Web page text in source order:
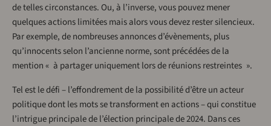
de telles circonstances. Ou, à l’inverse, vous pouvez mener
quelques actions limitées mais alors vous devez rester silencieux.
Par exemple, de nombreuses annonces d’évènements, plus
qu’innocents selon l’ancienne norme, sont précédées de la
mention « à partager uniquement lors de réunions restreintes ».
Tel est le défi – l’effondrement de la possibilité d’être un acteur
politique dont les mots se transforment en actions – qui constitue
l’intrigue principale de l’élection principale de 2024. Dans ces